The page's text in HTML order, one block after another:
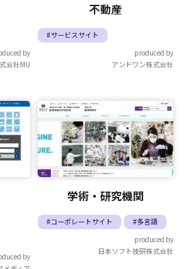
by
会社MU
不動産
#サービスサイト
produced by
アンドワン株式会社
by
学術・研究機関
#コーポレートサイト
#多言語
produced by
日本ソフト技研株式会社